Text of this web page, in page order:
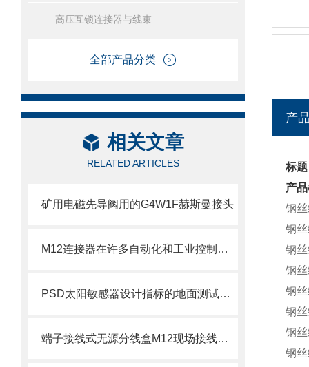
高压互锁连接器与线束
全部产品分类
相关文章
RELATED ARTICLES
矿用电磁先导阀用的G4W1F赫斯曼接头
M12连接器在许多自动化和工业控制应用中得到广泛应用
PSD太阳敏感器设计指标的地面测试验证-日光辐射太阳光模拟器
端子接线式无源分线盒M12现场接线式接插件
产
标
产
钢
钢
钢
钢
钢
钢
钢
钢